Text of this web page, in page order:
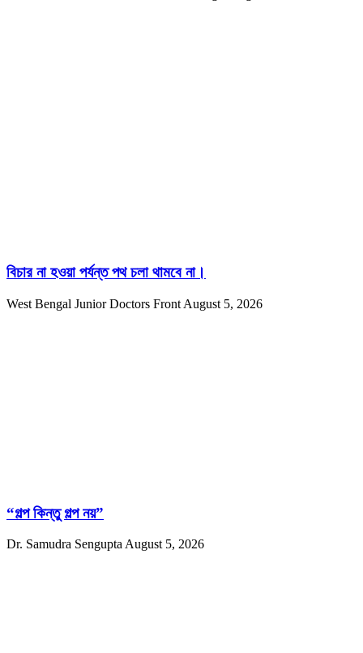
বিচার না হওয়া পর্যন্ত পথ চলা থামবে না।
West Bengal Junior Doctors Front August 5, 2026
“গল্প কিন্তু গল্প নয়”
Dr. Samudra Sengupta August 5, 2026